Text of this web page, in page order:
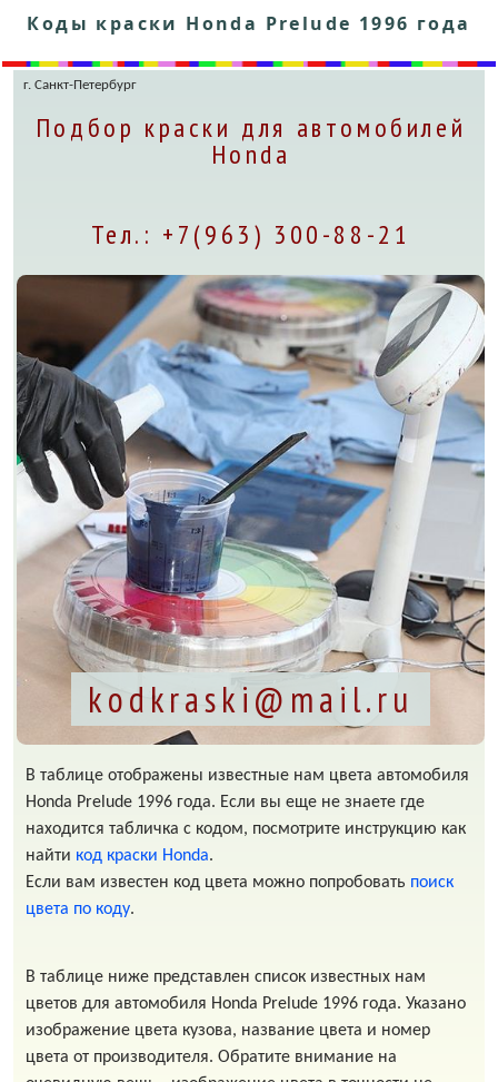
Коды краски Honda Prelude 1996 года
г. Санкт-Петербург
Подбор краски для автомобилей
Honda
Тел.: +7(963) 300-88-21
kodkraski@mail.ru
В таблице отображены известные нам цвета автомобиля
Honda Prelude 1996 года. Если вы еще не знаете где
находится табличка с кодом, посмотрите инструкцию как
найти код краски Honda.
Если вам известен код цвета можно попробовать поиск
цвета по коду.
В таблице ниже представлен список известных нам
цветов для автомобиля Honda Prelude 1996 года. Указано
изображение цвета кузова, название цвета и номер
цвета от производителя. Обратите внимание на